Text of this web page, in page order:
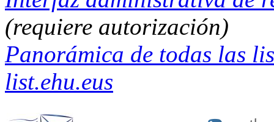
(requiere autorización)
Panorámica de todas las
list.ehu.eus